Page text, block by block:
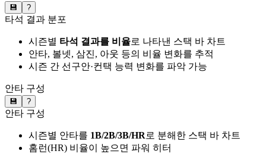
💾 ?
타석 결과 분포
시즌별 타석 결과를 비율로 나타낸 스택 바 차트
안타, 볼넷, 삼진, 아웃 등의 비율 변화를 추적
시즌 간 선구안·컨택 능력 변화를 파악 가능
안타 구성
💾 ?
안타 구성
시즌별 안타를 1B/2B/3B/HR로 분해한 스택 바 차트
홈런(HR) 비율이 높으면 파워 히터